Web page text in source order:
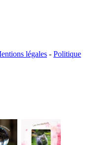
légales - Politique